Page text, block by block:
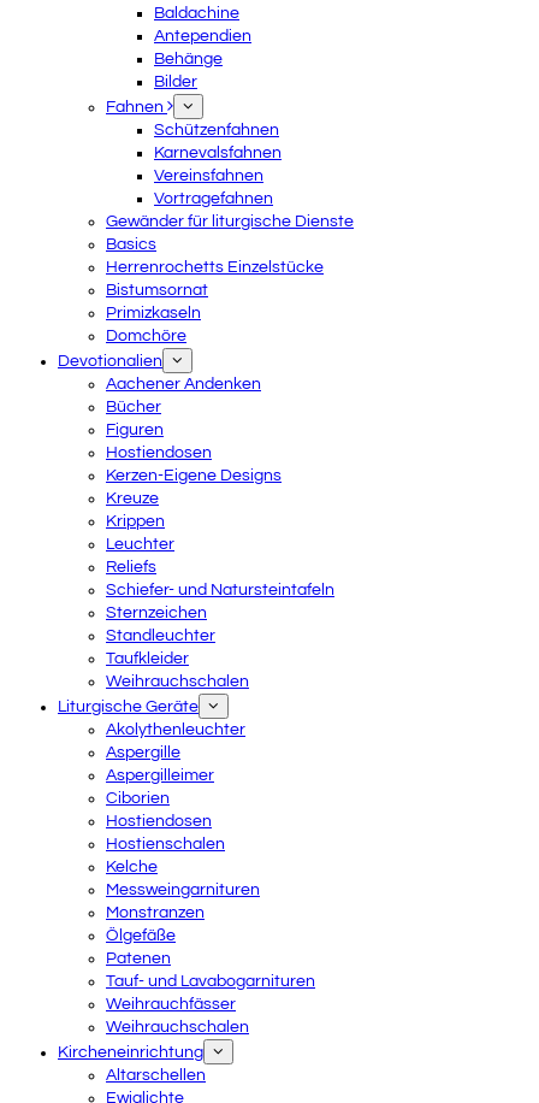
Baldachine
Antependien
Behänge
Bilder
Fahnen
Schützenfahnen
Karnevalsfahnen
Vereinsfahnen
Vortragefahnen
Gewänder für liturgische Dienste
Basics
Herrenrochetts Einzelstücke
Bistumsornat
Primizkaseln
Domchöre
Devotionalien
Aachener Andenken
Bücher
Figuren
Hostiendosen
Kerzen-Eigene Designs
Kreuze
Krippen
Leuchter
Reliefs
Schiefer- und Natursteintafeln
Sternzeichen
Standleuchter
Taufkleider
Weihrauchschalen
Liturgische Geräte
Akolythenleuchter
Aspergille
Aspergilleimer
Ciborien
Hostiendosen
Hostienschalen
Kelche
Messweingarnituren
Monstranzen
Ölgefäße
Patenen
Tauf- und Lavabogarnituren
Weihrauchfässer
Weihrauchschalen
Kircheneinrichtung
Altarschellen
Ewiglichte